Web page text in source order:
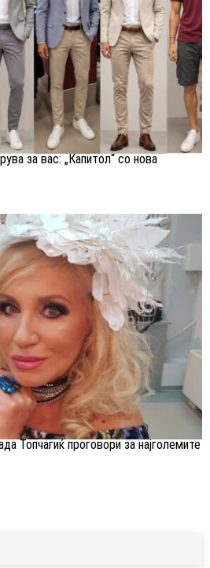
за вас: „Капитол“ со нова
Топчагиќ проговори за најголемите